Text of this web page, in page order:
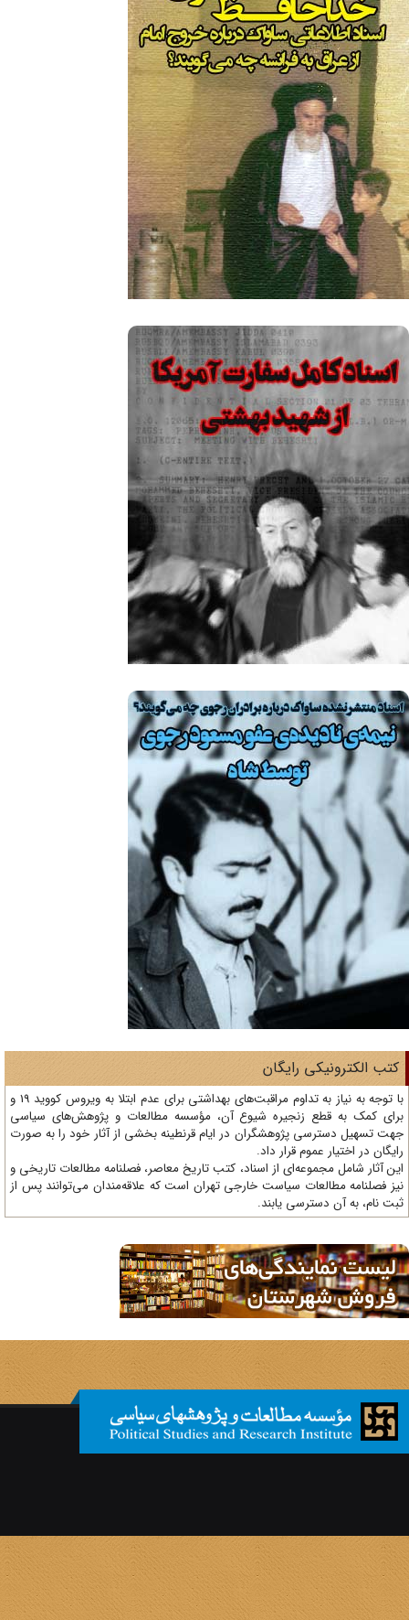
الکترونیکی رایگان
با توجه به نیاز به تداوم مراقبت‌های بهداشتی برای عدم ابتلا به ویروس کووید 19 و
کمک به قطع زنجیره شیوع آن، مؤسسه مطالعات و پژوهش‌های سیاسی
تسهیل دسترسی پژوهشگران در ایام قرنطینه بخشی از آثار خود را به صورت
در اختیار عموم قرار داد.
آثار شامل مجموعه‌ای از اسناد، کتب تاریخ معاصر، فصلنامه‌ مطالعات تاریخی و
فصلنامه مطالعات سیاست خارجی تهران است که علاقه‌مندان می‌توانند پس از
نام، به آن دسترسی یابند.